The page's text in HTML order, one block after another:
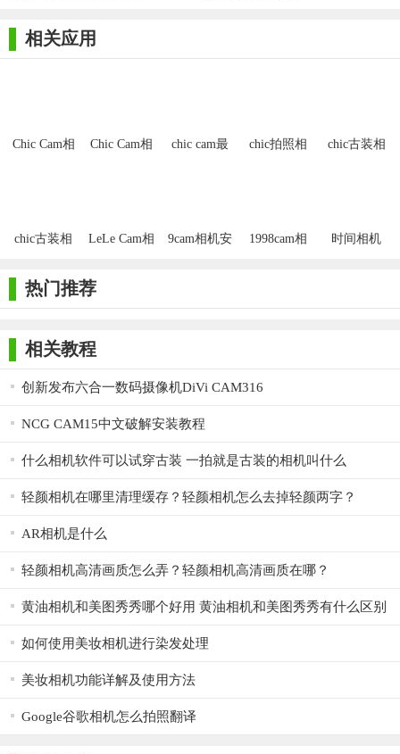
【Chic Cam相机软件玩法】
1. 探索滤镜：尝试不同的滤镜组合，发现最适合自己的拍摄
和构图方式。
4. 个性化定制：根据自己的喜好调整相机设置，打造独一无
【Chic Cam相机软件测评】
拍照体验。实时预览和智能构图功能大大提高了拍摄效率和质
照和分享的用户使用。总体来说，Chic Cam是一款值得推荐的相
机应用。
相关应用
Chic Cam相
Chic Cam相
chic cam最
chic拍照相
chic古装相
chic古装相
LeLe Cam相
9cam相机安
1998cam相
时间相机
热门推荐
相关教程
创新发布六合一数码摄像机DiVi CAM316
NCG CAM15中文破解安装教程
什么相机软件可以试穿古装 一拍就是古装的相机叫什么
轻颜相机在哪里清理缓存？轻颜相机怎么去掉轻颜两字？
AR相机是什么
轻颜相机高清画质怎么弄？轻颜相机高清画质在哪？
黄油相机和美图秀秀哪个好用 黄油相机和美图秀秀有什么区别
如何使用美妆相机进行染发处理
美妆相机功能详解及使用方法
Google谷歌相机怎么拍照翻译